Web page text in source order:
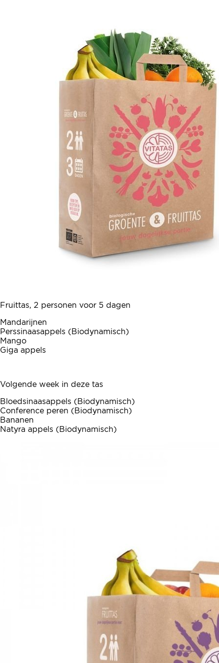
Fruittas, 2 personen voor 5 dagen
Mandarijnen
Perssinaasappels (Biodynamisch)
Mango
Giga appels
Volgende week in deze tas
Bloedsinaasappels (Biodynamisch)
Conference peren (Biodynamisch)
Bananen
Natyra appels (Biodynamisch)